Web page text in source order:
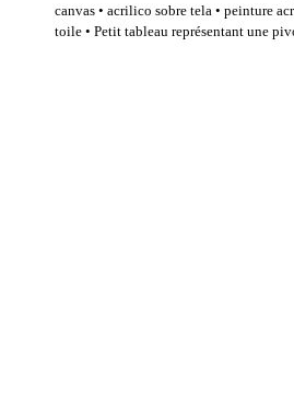
canvas • acrilico sobre tela • peinture
toile • Petit tableau représentant une